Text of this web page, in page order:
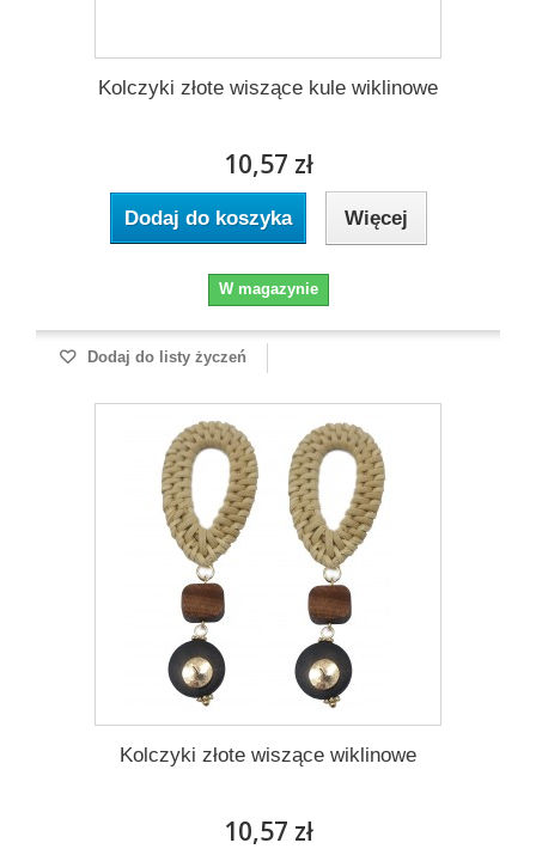
Kolczyki złote wiszące kule wiklinowe
10,57 zł
Dodaj do koszyka Więcej
W magazynie
Dodaj do listy życzeń
Kolczyki złote wiszące wiklinowe
10,57 zł